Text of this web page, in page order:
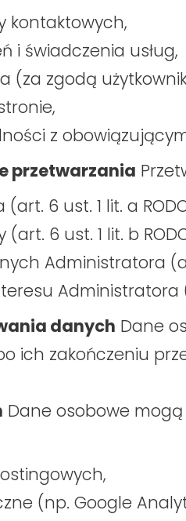
kontaktowych,
i świadczenia usług,
(za zgodą
z
przetwarzania
6 ust. 1 lit. a
6 ust. 1 lit. b
Administratora
Administratora
danych Dane
ich zakończeniu
Dane osobowe
(np. Google